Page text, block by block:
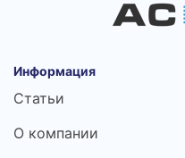
Информация
Статьи
О компании